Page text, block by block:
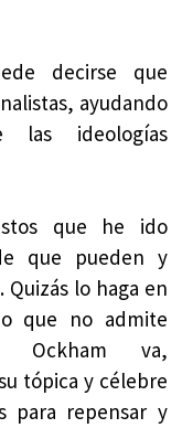
decirse que
ayudando
ideologías
que he ido
que pueden y
lo haga en
que no admite
Ockham va,
tópica y célebre
para repensar y